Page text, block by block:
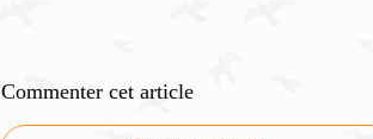
Commenter cet article